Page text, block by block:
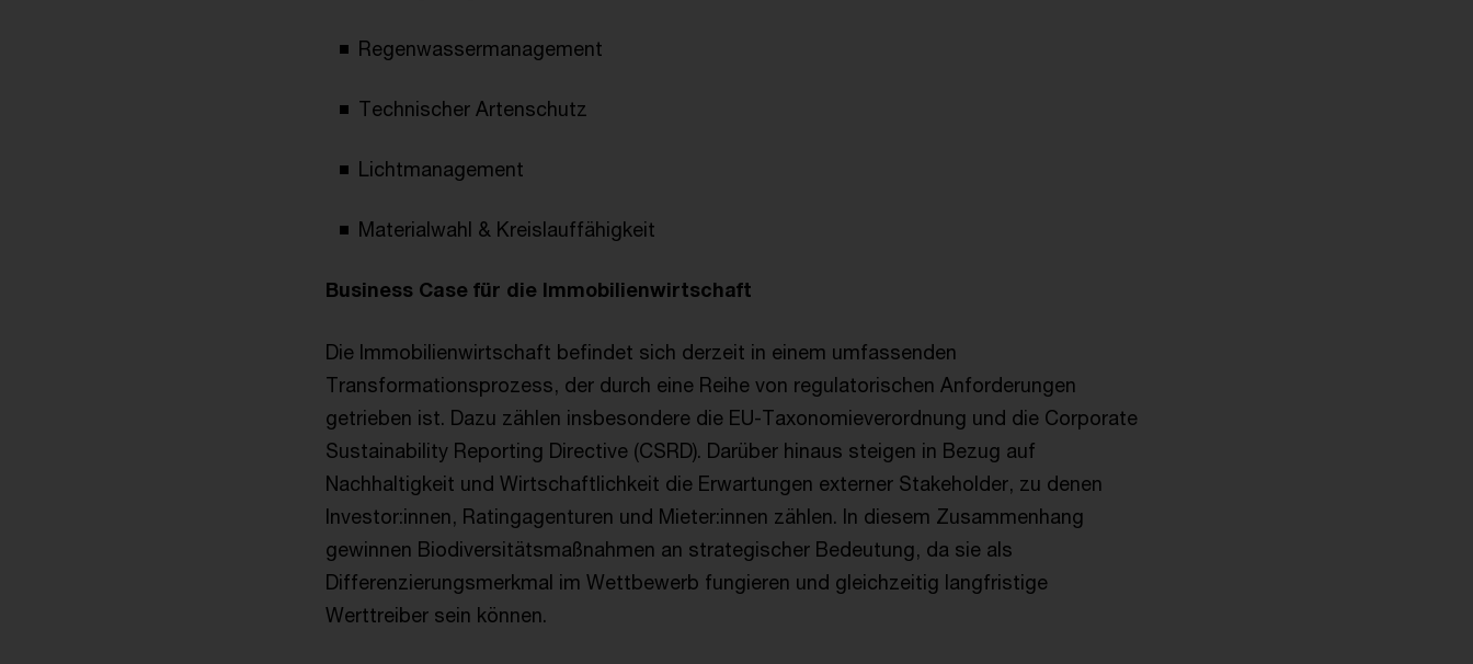
Regenwassermanagement
Technischer Artenschutz
Lichtmanagement
Materialwahl & Kreislauffähigkeit
Business Case für die Immobilienwirtschaft
Die Immobilienwirtschaft befindet sich derzeit in einem umfassenden
Transformationsprozess, der durch eine Reihe von regulatorischen Anforderungen
getrieben ist. Dazu zählen insbesondere die EU-Taxonomieverordnung und die Corporate
Sustainability Reporting Directive (CSRD). Darüber hinaus steigen in Bezug auf
Nachhaltigkeit und Wirtschaftlichkeit die Erwartungen externer Stakeholder, zu denen
Investor:innen, Ratingagenturen und Mieter:innen zählen. In diesem Zusammenhang
gewinnen Biodiversitätsmaßnahmen an strategischer Bedeutung, da sie als
Differenzierungsmerkmal im Wettbewerb fungieren und gleichzeitig langfristige
Werttreiber sein können.